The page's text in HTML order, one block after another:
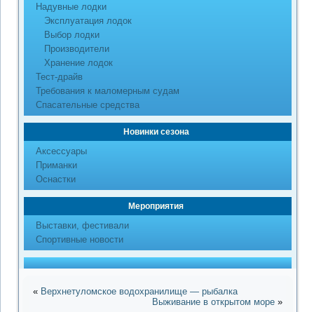
Надувные лодки
Эксплуатация лодок
Выбор лодки
Производители
Хранение лодок
Тест-драйв
Требования к маломерным судам
Спасательные средства
Новинки сезона
Аксессуары
Приманки
Оснастки
Мероприятия
Выставки, фестивали
Спортивные новости
« Верхнетуломское водохранилище — рыбалка
Выживание в открытом море»